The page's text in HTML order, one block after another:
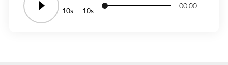
10 10
00:00